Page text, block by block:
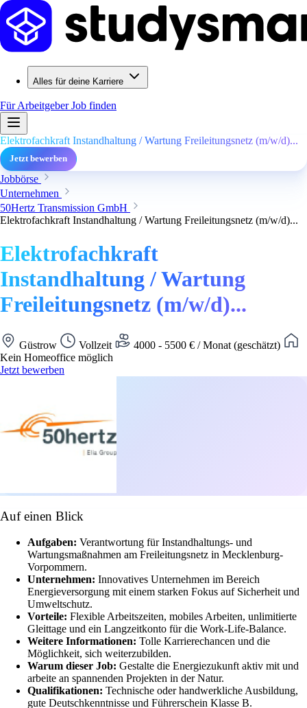
Alles für deine Karriere
Für ArbeitgeberJob finden
Elektrofachkraft Instandhaltung / Wartung Freileitungsnetz (m/w/d)...
Jetzt bewerben
Jobbörse
Unternehmen
50Hertz Transmission GmbH
Elektrofachkraft Instandhaltung / Wartung Freileitungsnetz (m/w/d)...
Elektrofachkraft
Instandhaltung / Wartung
Freileitungsnetz (m/w/d)...
Güstrow Vollzeit
4000 - 5500 € / Monat (geschätzt)
Kein Homeoffice möglich
Jetzt bewerben
Auf einen Blick
Aufgaben: Verantwortung für Instandhaltungs- und
Wartungsmaßnahmen am Freileitungsnetz in Mecklenburg-
Vorpommern.
Unternehmen: Innovatives Unternehmen im Bereich
Energieversorgung mit einem starken Fokus auf Sicherheit und
Umweltschutz.
Vorteile: Flexible Arbeitszeiten, mobiles Arbeiten, unlimitierte
Gleittage und ein Langzeitkonto für die Work-Life-Balance.
Weitere Informationen: Tolle Karrierechancen und die
Möglichkeit, sich weiterzubilden.
Warum dieser Job: Gestalte die Energiezukunft aktiv mit und
arbeite an spannenden Projekten in der Natur.
Qualifikationen: Technische oder handwerkliche Ausbildung,
gute Deutschkenntnisse und Führerschein Klasse B.